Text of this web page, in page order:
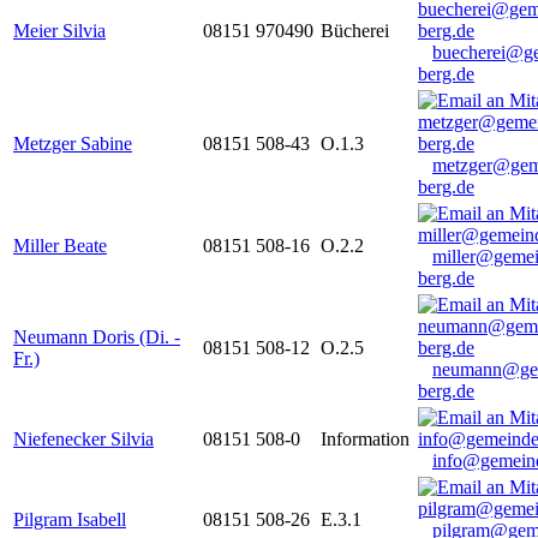
Meier Silvia 08151 970490 Bücherei
berg.de
Metzger Sabine 08151 508-43 O.1.3
berg.de
Miller Beate 08151 508-16 O.2.2
berg.de
Neumann Doris (Di. -
Fr.)
08151 508-12 O.2.5
berg.de
Niefenecker Silvia 08151 508-0
Information
Pilgram Isabell 08151 508-26 E.3.1